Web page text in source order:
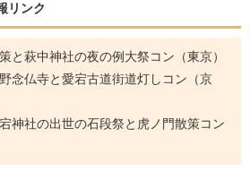
リンク
と萩中神社の夜の例大祭コン（東京）
念仏寺と愛宕古道街道灯しコン（京
神社の出世の石段祭と虎ノ門散策コン